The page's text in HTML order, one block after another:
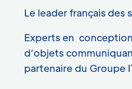
Le leader français des
Experts en
d’objets
partenaire du Groupe